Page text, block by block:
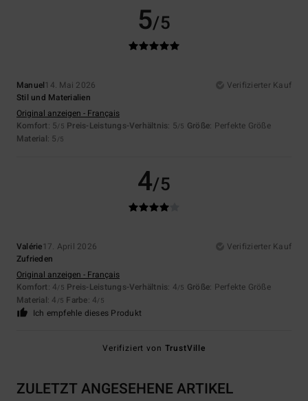
5/5
Manuel14. Mai 2026
Verifizierter Kauf
Stil und Materialien
Original anzeigen - Français
Komfort: 5/5 Preis-Leistungs-Verhältnis: 5/5 Größe: Perfekte Größe
Material: 5 /5
4/5
Valérie17. April 2026
Verifizierter Kauf
Zufrieden
Original anzeigen - Français
Komfort: 4/5 Preis-Leistungs-Verhältnis: 4/5 Größe: Perfekte Größe
Material: 4 /5 Farbe: 4/5
Ich empfehle dieses Produkt
Verifiziert von TrustVille
ZULETZT ANGESEHENE ARTIKEL